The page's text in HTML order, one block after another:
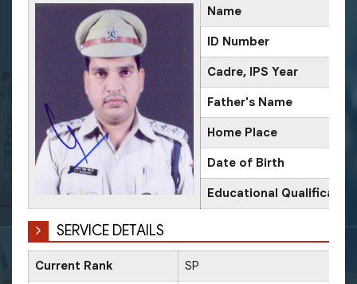
Name
ID Number
Cadre, IPS Year
Father's Name
Home Place
Date of Birth
Educational Qualification
SERVICE DETAILS
Current Rank SP